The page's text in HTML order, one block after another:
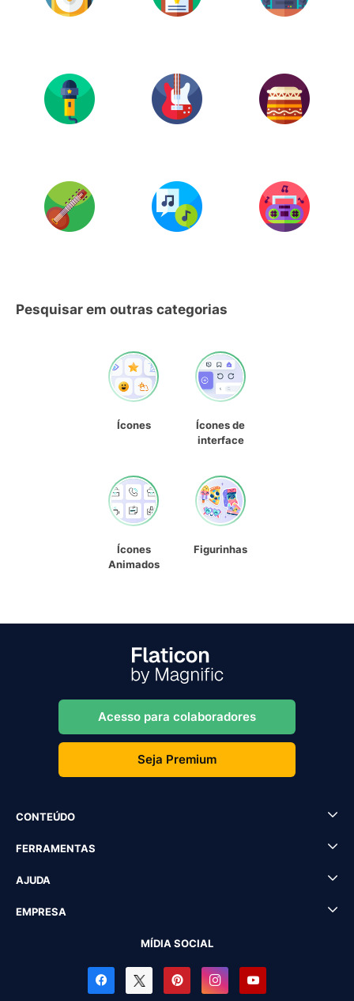
Pesquisar em outras categorias
Ícones
Ícones de
interface
Ícones
Animados
Figurinhas
Acesso para colaboradores
Seja Premium
CONTEÚDO
FERRAMENTAS
AJUDA
EMPRESA
MÍDIA SOCIAL